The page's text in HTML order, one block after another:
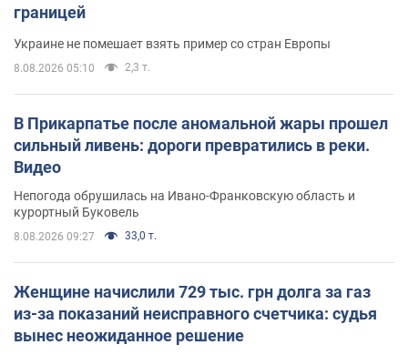
границей
Украине не помешает взять пример со стран Европы
8.08.2026 05:10 2,3 т.
В Прикарпатье после аномальной жары прошел
сильный ливень: дороги превратились в реки.
Видео
Непогода обрушилась на Ивано-Франковскую область и
курортный Буковель
8.08.2026 09:27 33,0 т.
Женщине начислили 729 тыс. грн долга за газ
из-за показаний неисправного счетчика: судья
вынес неожиданное решение